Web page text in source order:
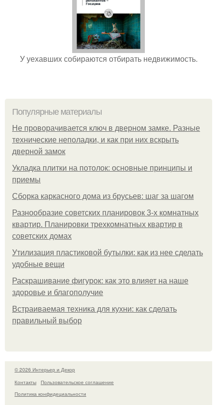
У уехавших собираются отбирать недвижимость.
Популярные материалы
Не проворачивается ключ в дверном замке. Разные
технические неполадки, и как при них вскрыть
дверной замок
Укладка плитки на потолок: основные принципы и
приемы
Сборка каркасного дома из брусьев: шаг за шагом
Разнообразие советских планировок 3-х комнатных
квартир. Планировки трехкомнатных квартир в
советских домах
Утилизация пластиковой бутылки: как из нее сделать
удобные вещи
Раскрашивание фигурок: как это влияет на наше
здоровье и благополучие
Встраиваемая техника для кухни: как сделать
правильный выбор
© 2026 Интерьер и Декор
Контакты
Пользовательское соглашение
Политика конфидециальности